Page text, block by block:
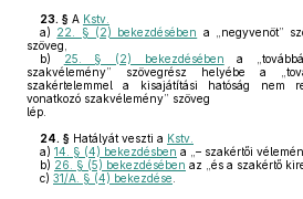
23. § A Kstv.
a) 22. § (2) bekezdésében a „negyvenöt”
szöveg,
b)
25. § (2) bekezdésében a
szakvélemény” szövegrész helyébe a
szakértelemmel a kisajátítási hatóság nem
vonatkozó szakvélemény” szöveg
lép.
24. § Hatályát veszti a Kstv.
a) 14. § (4) bekezdésben a „– szakértői
b) 26. § (5) bekezdésében az „és a szakértő
c) 31/A. § (4) bekezdése